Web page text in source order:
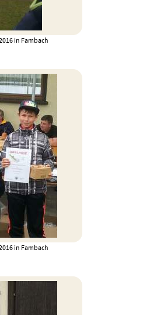
in Fambach
in Fambach